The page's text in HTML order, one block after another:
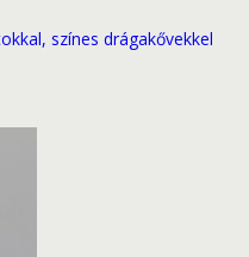
színes drágakővekkel